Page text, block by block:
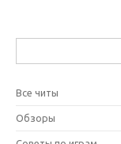
Все читы
Обзоры